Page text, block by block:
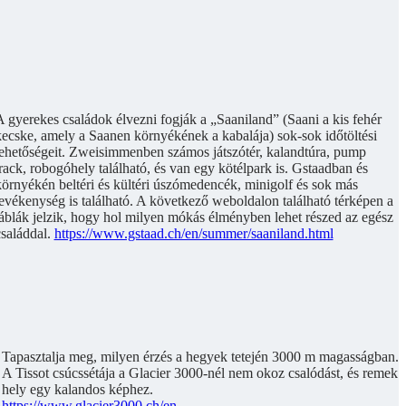
gyerekes családok élvezni fogják a „Saaniland” (Saani a kis fehér
amely a Saanen környékének a kabalája) sok-sok időtöltési
Zweisimmenben számos játszótér, kalandtúra, pump
robogóhely található, és van egy kötélpark is. Gstaadban és
beltéri és kültéri úszómedencék, minigolf és sok más
is található. A következő weboldalon található térképen a
jelzik, hogy hol milyen mókás élményben lehet részed az egész
https://www.gstaad.ch/en/summer/saaniland.html
Tapasztalja meg, milyen érzés a hegyek tetején 3000 m magasságban.
A Tissot csúcssétája a Glacier 3000-nél nem okoz csalódást, és remek
hely egy kalandos képhez.